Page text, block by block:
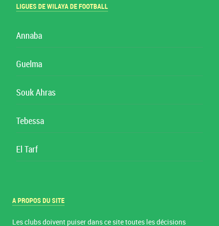
LIGUES DE WILAYA DE FOOTBALL
Annaba
Guelma
Souk Ahras
Tebessa
El Tarf
A PROPOS DU SITE
Les clubs doivent puiser dans ce site toutes les décisions